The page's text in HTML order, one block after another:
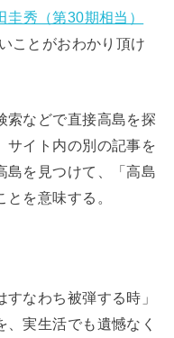
圭秀（第30期相当）
ことがおわかり頂け
索などで直接高島を探
サイト内の別の記事を
島を見つけて、「高島
を意味する。
なわち被弾する時」
実生活でも遺憾なく